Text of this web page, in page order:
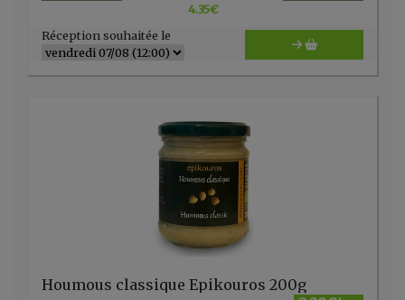
4.35€
Réception souhaitée le
Houmous classique Epikouros 200g